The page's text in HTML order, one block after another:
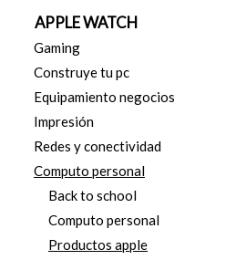
APPLE WATCH
Gaming
Construye tu pc
Equipamiento negocios
Impresión
Redes y conectividad
Computo personal
Back to school
Computo personal
Productos apple